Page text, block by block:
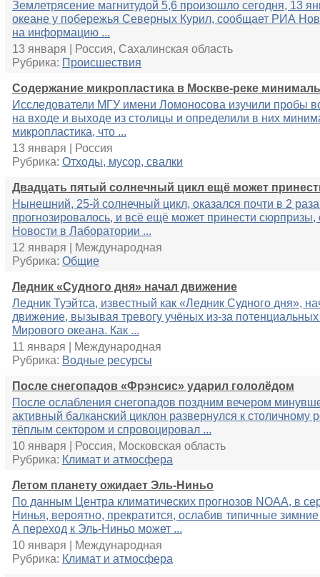
Землетрясение магнитудой 5,6 произошло сегодня, 13
океане у побережья Северных Курил, сообщает РИА
на информацию ...
13 января | Россия, Сахалинская область
Рубрика: Происшествия
Содержание микропластика в Москве-реке
Исследователи МГУ имени Ломоносова изучили пробы
на входе и выходе из столицы и определили в них
микропластика, что ...
13 января | Россия
Рубрика: Отходы, мусор, свалки
Двадцать пятый солнечный цикл ещё может
Нынешний, 25-й солнечный цикл, оказался почти в 2
прогнозировалось, и всё ещё может принести
Новости в Лаборатории ...
12 января | Международная
Рубрика: Общие
Ледник «Судного дня» начал движение
Ледник Туэйтса, известный как «Ледник Судного дня»,
движение, вызывая тревогу учёных из-за
Мирового океана. Как ...
11 января | Международная
Рубрика: Водные ресурсы
После снегопадов «Фрэнсис» ударил гололёдом
После ослабления снегопадов поздним вечером
активный балканский циклон развернулся к столичному
тёплым сектором и спровоцировал ...
10 января | Россия, Московская область
Рубрика: Климат и атмосфера
Летом планету ожидает Эль-Ниньо
По данным Центра климатических прогнозов NOAA, в
Нинья, вероятно, прекратится, ослабив типичные
А переход к Эль-Ниньо может ...
10 января | Международная
Рубрика: Климат и атмосфера